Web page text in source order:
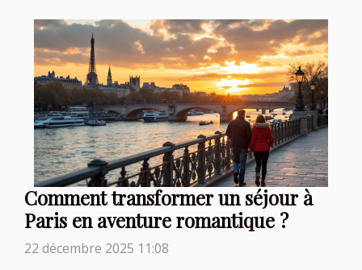
Comment transformer un séjour à
Paris en aventure romantique ?
22 décembre 2025 11:08